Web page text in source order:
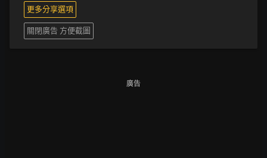
更多分享選項
關閉廣告 方便截圖
廣告